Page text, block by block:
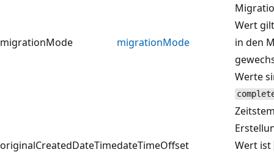
migrationMode migrationMode
Wert
in den
Werte
originalCreatedDateTimedateTimeOffset
Wert ist